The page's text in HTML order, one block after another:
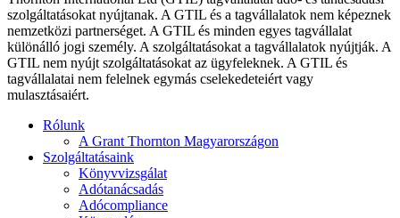
szolgáltatásokat nyújtanak. A GTIL és a tagvállalatok nem képeznek
nemzetközi partnerséget. A GTIL és minden egyes tagvállalat
különálló jogi személy. A szolgáltatásokat a tagvállalatok nyújtják. A
GTIL nem nyújt szolgáltatásokat az ügyfeleknek. A GTIL és
tagvállalatai nem felelnek egymás cselekedeteiért vagy
mulasztásaiért.
Rólunk
A Grant Thornton Magyarországon
Szolgáltatásaink
Könyvvizsgálat
Adótanácsadás
Adócompliance